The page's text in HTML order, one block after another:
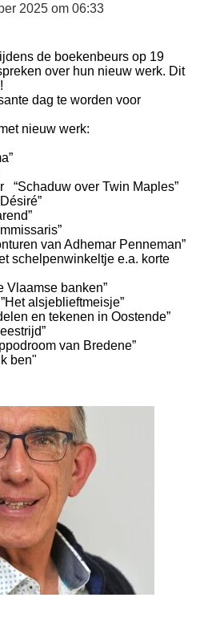
2025 om 06:33
de boekenbeurs op 19
over hun nieuw werk. Dit
dag te worden voor
nieuw werk:
“Schaduw over Twin Maples”
van Adhemar Penneman”
schelpenwinkeltje e.a. korte
Vlaamse banken”
alsjeblieftmeisje”
en tekenen in Oostende”
van Bredene”
ben"